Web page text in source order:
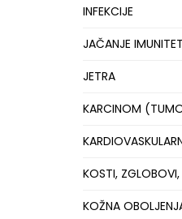
INFEKCIJE
JAČANJE
JETRA
KARCINOM
KOSTI,
KOŽNA